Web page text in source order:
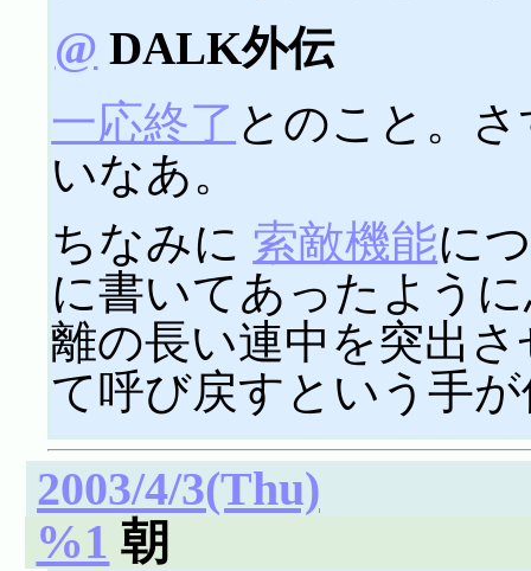
@ DALK外伝
一応終了 とのこと。
いなあ。
ちなみに 索敵機能に
に書いてあったよう
離の長い連中を突出
て呼び戻すという手
2003/4/3(Thu)
%1 朝